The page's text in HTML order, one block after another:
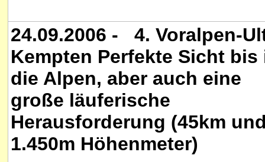
24.09.2006 - 4. Voralpen-
Kempten Perfekte Sicht bis
die Alpen, aber auch eine
große läuferische
Herausforderung (45km
1.450m Höhenmeter)